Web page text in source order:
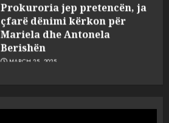
Prokuroria jep pretencën, ja
çfarë dënimi kërkon për
Mariela dhe Antonela
Berishën
MARCH 25, 2025